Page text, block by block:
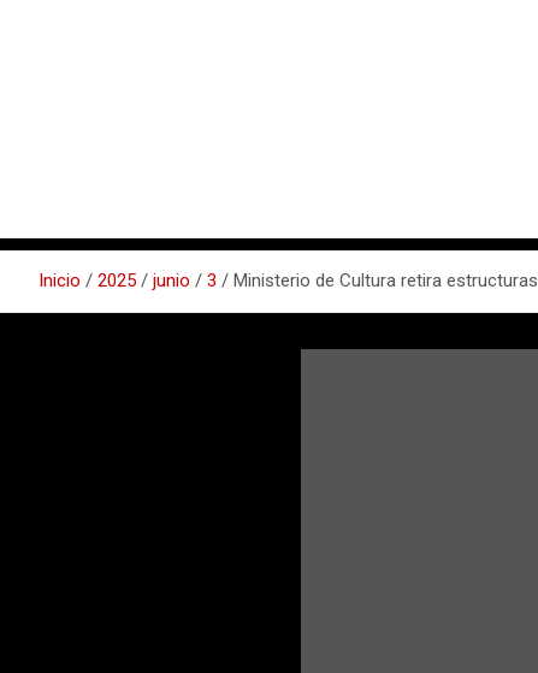
Inicio 2025 junio 3 Ministerio de Cultura retira